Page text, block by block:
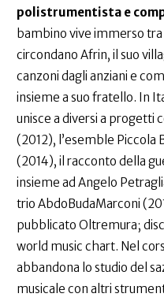
polistrumentista e
bambino vive immerso tra
circondano Afrin, il suo
canzoni dagli anziani e
insieme a suo fratello. In
unisce a diversi a progetti
(2012), l’esemble Piccola
(2014), il racconto della
insieme ad Angelo
trio AbdoBudaMarconi
pubblicato Oltremura;
world music chart. Nel
abbandona lo studio del
musicale con altri